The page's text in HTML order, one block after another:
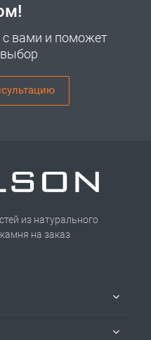
вами и поможет
из натурального
на заказ